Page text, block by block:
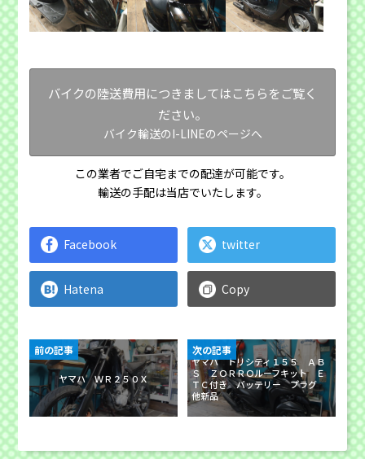
バイクの陸送費用につきましてはこちらをご覧く
ださい。
バイク輸送のI-LINEのページへ
この業者でご自宅までの配達が可能です。
輸送の手配は当店でいたします。
Facebook twitter
Hatena Copy
ヤマハ ＷＲ２５０Ｘ
前の記事
ヤマハ トリシティ１５５ ＡＢ
Ｓ ＺＯＲＲＯルーフキット Ｅ
ＴＣ付き バッテリー プラグ
他新品
次の記事